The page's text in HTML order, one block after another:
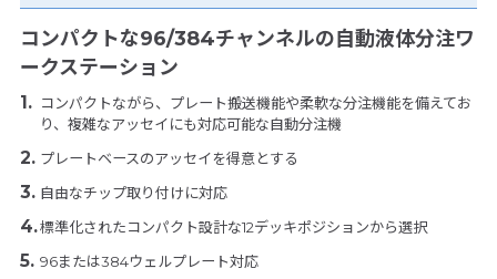
コンパクトな96/384チャンネルの自動液体分注ワ
ークステーション
コンパクトながら、プレート搬送機能や柔軟な分注機能を備えてお
り、複雑なアッセイにも対応可能な自動分注機
プレートベースのアッセイを得意とする
自由なチップ取り付けに対応
標準化されたコンパクト設計な12デッキポジションから選択
96または384ウェルプレート対応